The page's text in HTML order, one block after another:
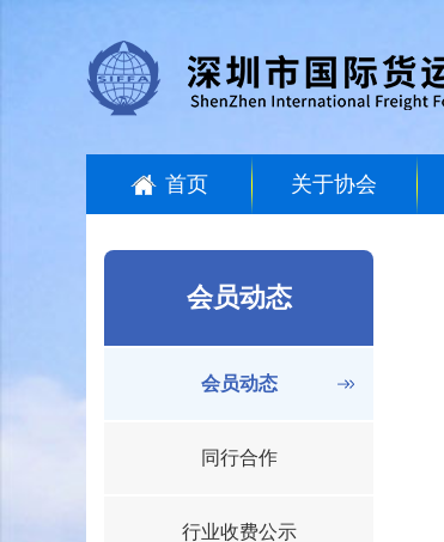
首页 关于协会
会员动态
会员动态
同行合作
行业收费公示